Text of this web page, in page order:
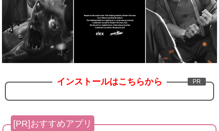
インストールはこちらから